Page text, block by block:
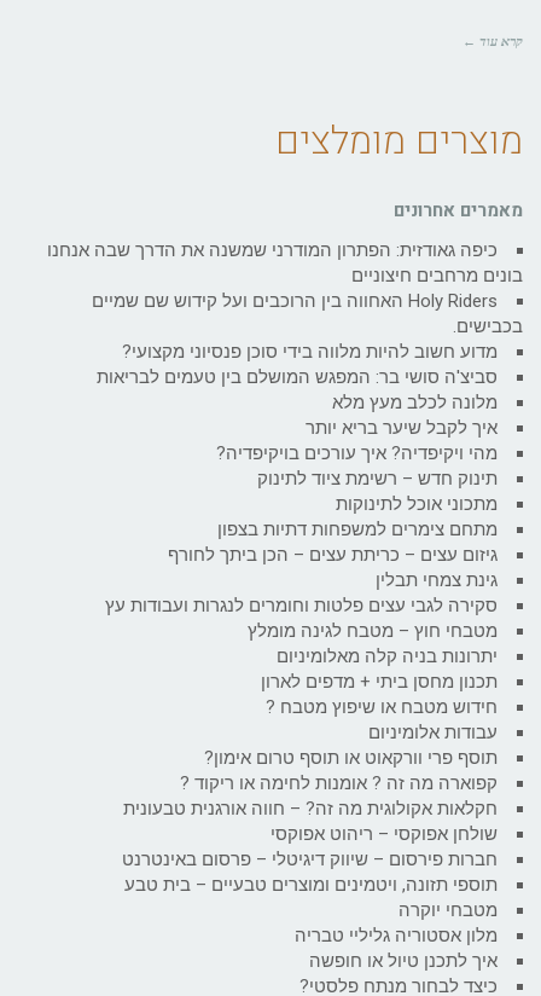
קרא עוד ←
מוצרים מומלצים
מאמרים אחרונים
כיפה גאודזית: הפתרון המודרני שמשנה את הדרך שבה אנחנו
בונים מרחבים חיצוניים
Holy Riders האחווה בין הרוכבים ועל קידוש שם שמיים
בכבישים.
מדוע חשוב להיות מלווה בידי סוכן פנסיוני מקצועי?
סביצ'ה סושי בר: המפגש המושלם בין טעמים לבריאות
מלונה לכלב מעץ מלא
איך לקבל שיער בריא יותר
מהי ויקיפדיה? איך עורכים בויקיפדיה?
תינוק חדש – רשימת ציוד לתינוק
מתכוני אוכל לתינוקות
מתחם צימרים למשפחות דתיות בצפון
גיזום עצים – כריתת עצים – הכן ביתך לחורף
גינת צמחי תבלין
סקירה לגבי עצים פלטות וחומרים לנגרות ועבודות עץ
מטבחי חוץ – מטבח לגינה מומלץ
יתרונות בניה קלה מאלומיניום
תכנון מחסן ביתי + מדפים לארון
חידוש מטבח או שיפוץ מטבח ?
עבודות אלומיניום
תוסף פרי וורקאוט או תוסף טרום אימון?
קפוארה מה זה ? אומנות לחימה או ריקוד ?
חקלאות אקולוגית מה זה? – חווה אורגנית טבעונית
שולחן אפוקסי – ריהוט אפוקסי
חברות פירסום – שיווק דיגיטלי – פרסום באינטרנט
תוספי תזונה, ויטמינים ומוצרים טבעיים – בית טבע
מטבחי יוקרה
מלון אסטוריה גליליי טבריה
איך לתכנן טיול או חופשה
כיצד לבחור מנתח פלסטי?